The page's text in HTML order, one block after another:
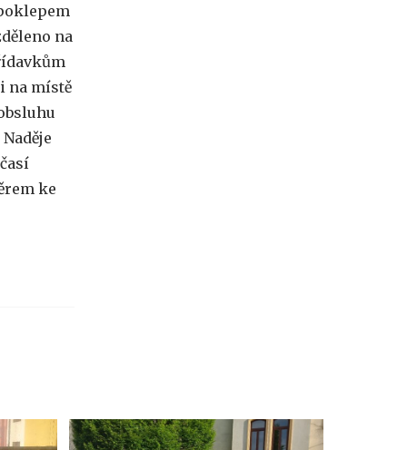
na
na místě
ke